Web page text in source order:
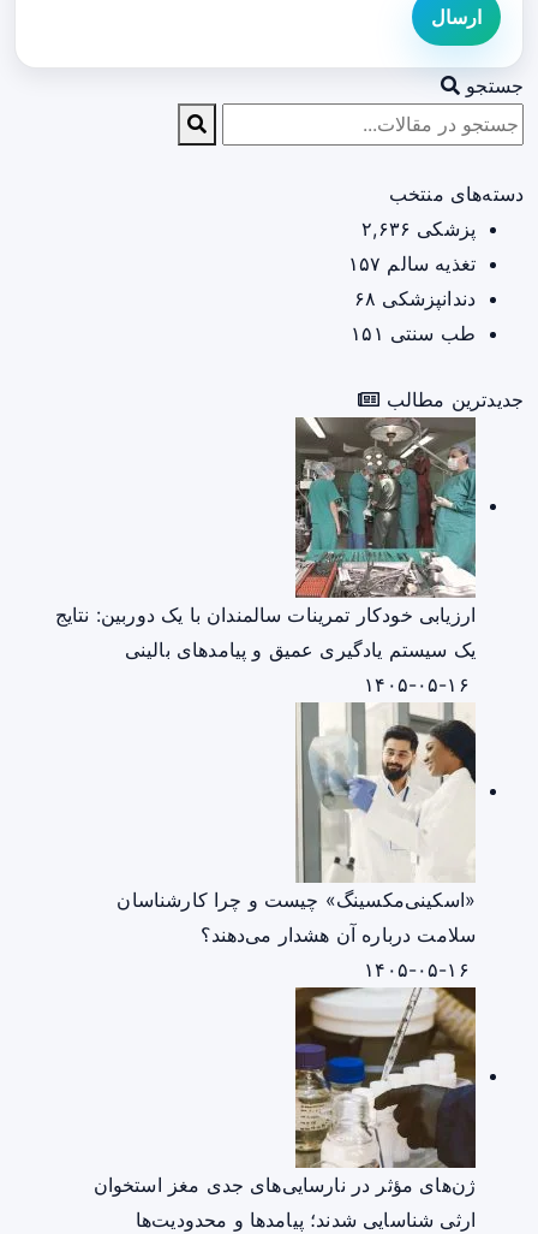
ارسال
جستجو
دسته‌های منتخب
پزشکی ۲,۶۳۶
تغذیه سالم ۱۵۷
دندانپزشکی ۶۸
طب سنتی ۱۵۱
جدیدترین مطالب
ارزیابی خودکار تمرینات سالمندان با یک دوربین: نتایج
یک سیستم یادگیری عمیق و پیامدهای بالینی
«اسکینی‌مکسینگ» چیست و چرا کارشناسان
سلامت درباره آن هشدار می‌دهند؟
ژن‌های مؤثر در نارسایی‌های جدی مغز استخوان
ارثی شناسایی شدند؛ پیامدها و محدودیت‌ها